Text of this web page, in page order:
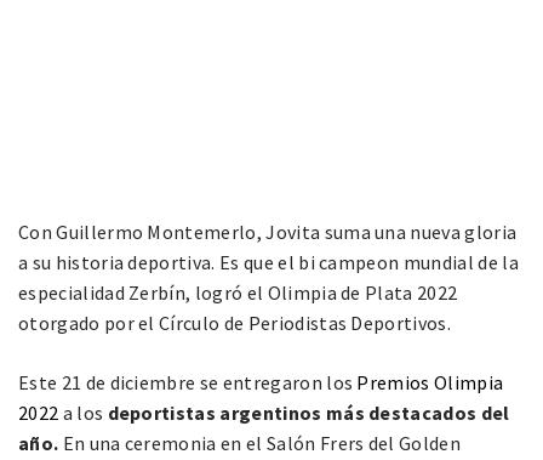
Con Guillermo Montemerlo, Jovita suma una nueva gloria
a su historia deportiva. Es que el bi campeon mundial de la
especialidad Zerbín, logró el Olimpia de Plata 2022
otorgado por el Círculo de Periodistas Deportivos.
Este 21 de diciembre se entregaron los Premios Olimpia
2022 a los deportistas argentinos más destacados del
año. En una ceremonia en el Salón Frers del Golden